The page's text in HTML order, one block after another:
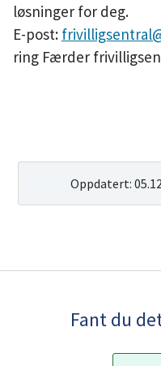
løsninger for deg.
E-post:
ring Færder
Oppdatert:
Fant du